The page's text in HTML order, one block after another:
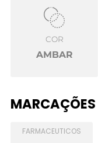
COR
AMBAR
MARCAÇÕES
FARMACEUTICOS